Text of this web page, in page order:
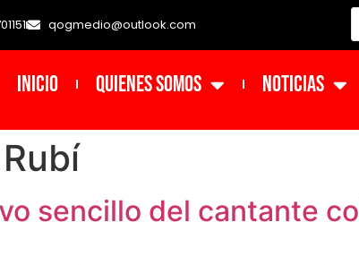
qogmedio@outlook.com
INICIO Quienes Somos NOTICIAS
Rubí
sencillo del cantante